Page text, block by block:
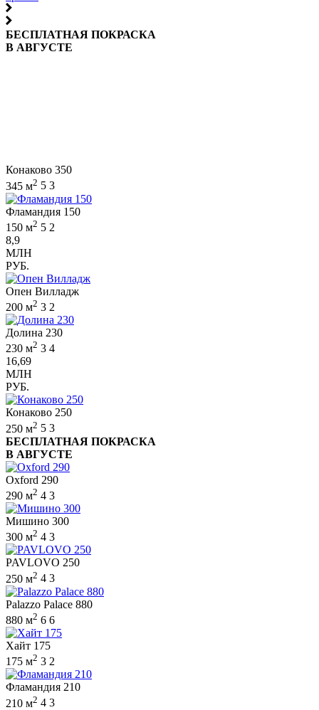
БЕСПЛАТНАЯ ПОКРАСКА
В АВГУСТЕ
Конаково 350
345 м2 5 3
Фламандия 150
150 м2 5 2
8,9
МЛН
РУБ.
Опен Вилладж
200 м2 3 2
Долина 230
230 м2 3 4
16,69
МЛН
РУБ.
Конаково 250
250 м2 5 3
БЕСПЛАТНАЯ ПОКРАСКА
В АВГУСТЕ
Oxford 290
290 м2 4 3
Мишино 300
300 м2 4 3
PAVLOVO 250
250 м2 4 3
Palazzo Palace 880
880 м2 6 6
Хайт 175
175 м2 3 2
Фламандия 210
210 м2 4 3